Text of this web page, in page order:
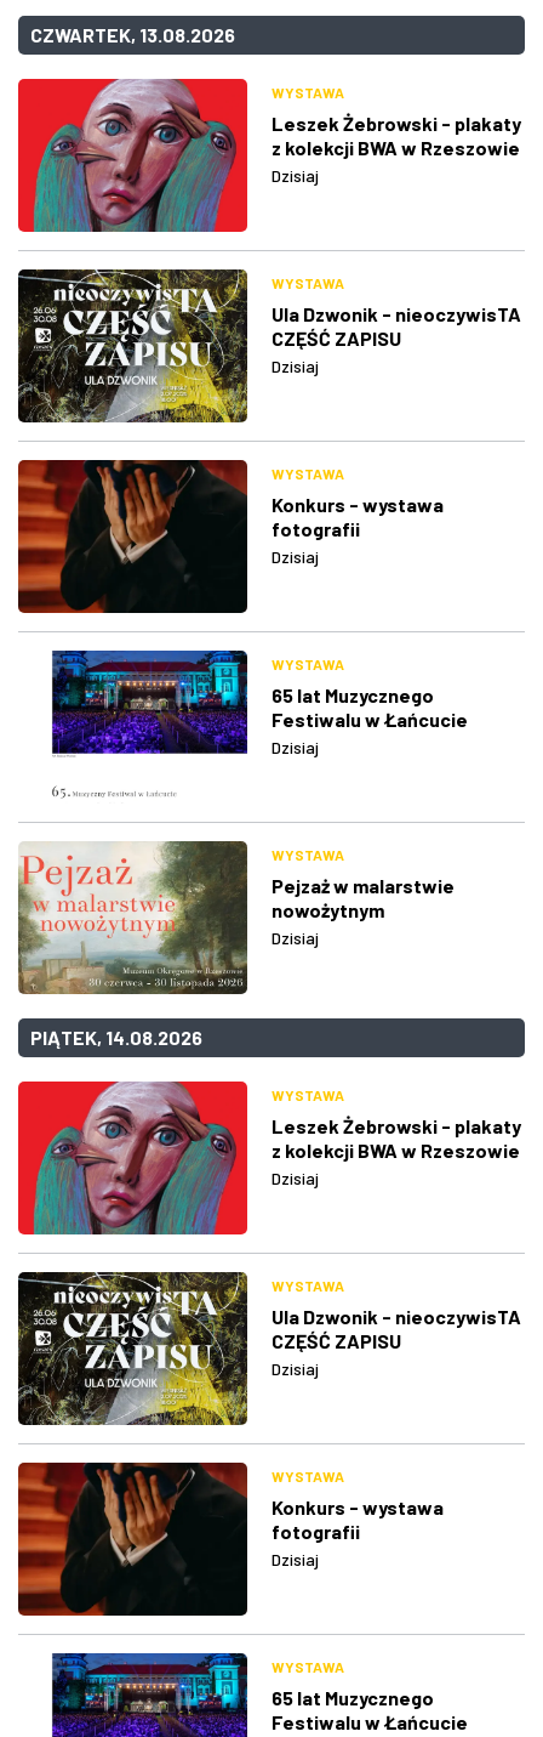
CZWARTEK, 13.08.2026
WYSTAWA
Leszek Żebrowski - plakaty
z kolekcji BWA w Rzeszowie
Dzisiaj
WYSTAWA
Ula Dzwonik - nieoczywisTA
CZĘŚĆ ZAPISU
Dzisiaj
WYSTAWA
Konkurs - wystawa
fotografii
Dzisiaj
WYSTAWA
65 lat Muzycznego
Festiwalu w Łańcucie
Dzisiaj
WYSTAWA
Pejzaż w malarstwie
nowożytnym
Dzisiaj
PIĄTEK, 14.08.2026
WYSTAWA
Leszek Żebrowski - plakaty
z kolekcji BWA w Rzeszowie
Dzisiaj
WYSTAWA
Ula Dzwonik - nieoczywisTA
CZĘŚĆ ZAPISU
Dzisiaj
WYSTAWA
Konkurs - wystawa
fotografii
Dzisiaj
WYSTAWA
65 lat Muzycznego
Festiwalu w Łańcucie